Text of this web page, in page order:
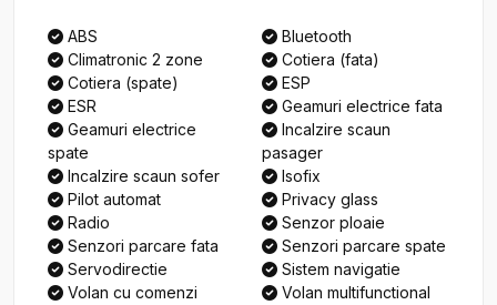
ABS
Bluetooth
Climatronic 2 zone
Cotiera (fata)
Cotiera (spate)
ESP
ESR
Geamuri electrice fata
Geamuri electrice
spate
Incalzire scaun
pasager
Incalzire scaun sofer
Isofix
Pilot automat
Privacy glass
Radio
Senzor ploaie
Senzori parcare fata
Senzori parcare spate
Servodirectie
Sistem navigatie
Volan cu comenzi
Volan multifunctional